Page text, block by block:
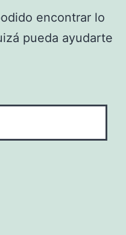
encontrar lo
pueda ayudarte